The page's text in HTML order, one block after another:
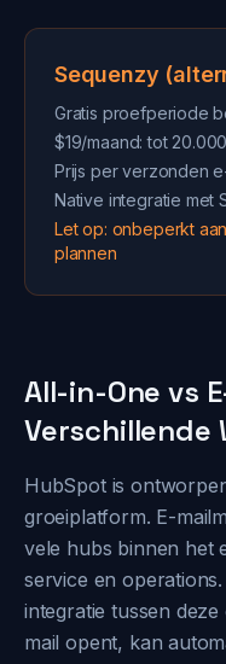
Sequenzy
Gratis proefperiode
$19/maand: tot
Prijs per verzonden
Native integratie met
Let op: onbeperkt
plannen
All-in-One vs
Verschillende
HubSpot is
groeiplatform. E-
vele hubs binnen het
service en
integratie tussen
mail opent, kan